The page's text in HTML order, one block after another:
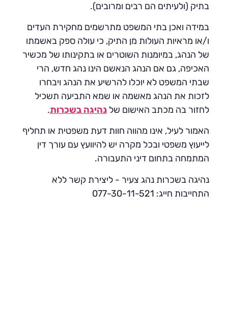
בתיק (ולעיתים הם רבים ומרובים).
במידה ואכן בתי המשפט מתרשמים מחקירת העדים
ו/או מראיות העולות מן התיק, כי עולה ספק באשמתו
של הנהג, במיומנות השוטרים או בתקינותו של מכשיר
האכיפה, גם אם הנהג הנאשם הינו נהג חדש, הרי
שבתי המשפט לא יוכלו להרשיע את הנהג ויבחרו
לזכות את הנהג מאשמה או שמא התביעה תשכיל
לחזור בה מכתב האישום שלנהיגה בשכרות.
האמור לעיל, אינו מהווה חוות דעת משפטית או תחליף
לייעוץ משפטי ובכל מקרה יש להיוועץ עם עורך דין
המתמחה בתחום דיני התעבורה.
נהיגה בשכרות נהג צעיר - ליצירת קשר ללא
התחייבות חייג: 077-30-11-521